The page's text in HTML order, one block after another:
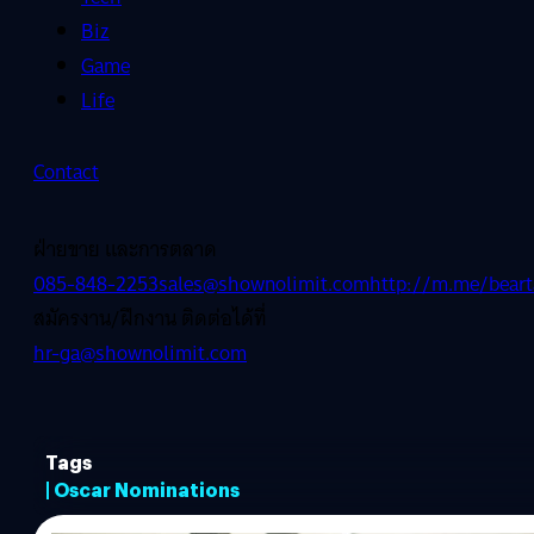
Biz
Game
Life
Contact
ฝ่ายขาย และการตลาด
085-848-2253sales@shownolimit.comhttp://m.me/
สมัครงาน/ฝึกงาน ติดต่อได้ที่
hr-ga@shownolimit.com
Tags
| Oscar Nominations